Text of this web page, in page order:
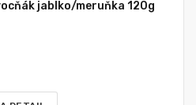
jablko/meruňka 120g